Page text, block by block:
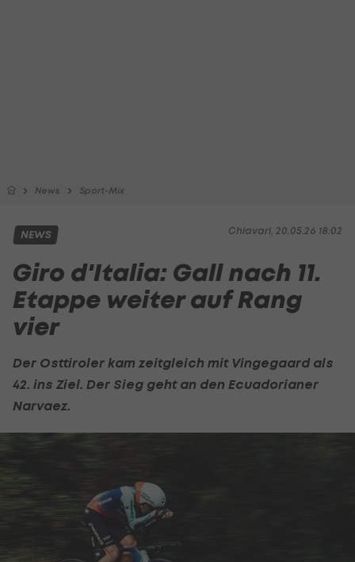
News Sport-Mix
Chiavari, 20.05.26 18:02
NEWS
Giro d'Italia: Gall nach 11.
Etappe weiter auf Rang
vier
Der Osttiroler kam zeitgleich mit Vingegaard als
42. ins Ziel. Der Sieg geht an den Ecuadorianer
Narvaez.